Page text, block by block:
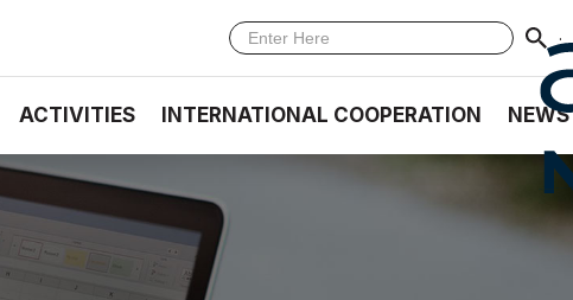
·
ACTIVITIES INTERNATIONAL COOPERATION NEWS